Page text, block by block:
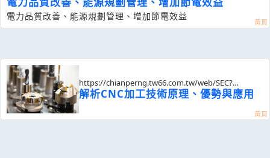
電力品質改善、能源規劃管理、增加節電效益
https://chianperng.tw66.com.tw/web/SEC?
postId=1320311
解析CNC加工技術原理、優勢與應用